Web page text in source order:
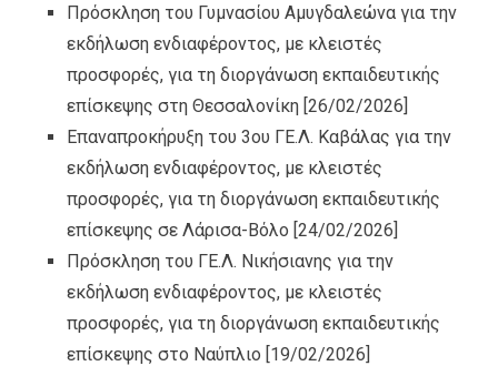
Πρόσκληση του Γυμνασίου Αμυγδαλεώνα για την
εκδήλωση ενδιαφέροντος, με κλειστές
προσφορές, για τη διοργάνωση εκπαιδευτικής
επίσκεψης στη Θεσσαλονίκη [26/02/2026]
Επαναπροκήρυξη του 3ου ΓΕ.Λ. Καβάλας για την
εκδήλωση ενδιαφέροντος, με κλειστές
προσφορές, για τη διοργάνωση εκπαιδευτικής
επίσκεψης σε Λάρισα-Βόλο [24/02/2026]
Πρόσκληση του ΓΕ.Λ. Νικήσιανης για την
εκδήλωση ενδιαφέροντος, με κλειστές
προσφορές, για τη διοργάνωση εκπαιδευτικής
επίσκεψης στο Ναύπλιο [19/02/2026]